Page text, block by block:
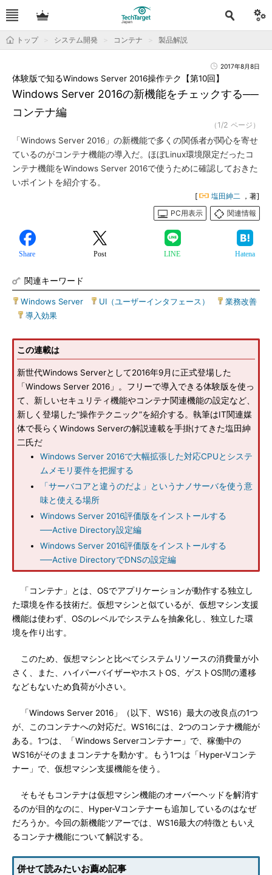
トップ システム開発 コンテナ 製品解説
2017年8月8日
Windows Server 2016の新機能をチェックする──
コンテナ編
体験版で知るWindows Server 2016操作テク【第10回】
（1/2 ページ）
「Windows Server 2016」の新機能で多くの関係者が関心を寄せ
ているのがコンテナ機能の導入だ。ほぼLinux環境限定だったコ
ンテナ機能をWindows Server 2016で使うために確認しておきた
いポイントを紹介する。
[ 塩田紳二 ，著]
PC用表示
関連情報
Share Post LINE Hatena
関連キーワード
Windows Server UI（ユーザーインタフェース）
業務改善
導入効果
この連載は
新世代Windows Serverとして2016年9月に正式登場した
「Windows Server 2016」。フリーで導入できる体験版を使っ
て、新しいセキュリティ機能やコンテナ関連機能の設定など、
新しく登場した“操作テクニック”を紹介する。執筆はIT関連媒
体で長らくWindows Serverの解説連載を手掛けてきた塩田紳
二氏だ
Windows Server 2016で大幅拡張した対応CPUとシステ
ムメモリ要件を把握する
「サーバコアと違うのだよ」というナノサーバを使う意
味と使える場所
Windows Server 2016評価版をインストールする
──Active Directory設定編
Windows Server 2016評価版をインストールする
──Active DirectoryでDNSの設定編
「コンテナ」とは、OSでアプリケーションが動作する独立し
た環境を作る技術だ。仮想マシンと似ているが、仮想マシン支援
機能は使わず、OSのレベルでシステムを抽象化し、独立した環
境を作り出す。
このため、仮想マシンと比べてシステムリソースの消費量が小
さく、また、ハイパーバイザーやホストOS、ゲストOS間の遷移
などもないため負荷が小さい。
「Windows Server 2016」（以下、WS16）最大の改良点の1つ
が、このコンテナへの対応だ。WS16には、2つのコンテナ機能が
ある。1つは、「Windows Serverコンテナー」で、稼働中の
WS16がそのままコンテナを動かす。もう1つは「Hyper-Vコンテ
ナー」で、仮想マシン支援機能を使う。
そもそもコンテナは仮想マシン機能のオーバーヘッドを解消す
るのが目的なのに、Hyper-Vコンテナーも追加しているのはなぜ
だろうか。今回の新機能ツアーでは、WS16最大の特徴ともいえ
るコンテナ機能について解説する。
併せて読みたいお薦め記事